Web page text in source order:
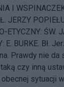
I
JERZY
ETYCZNY: ŚW.
E. BURKE. Bł.
Prawdy nie
czy inną
sytuacji